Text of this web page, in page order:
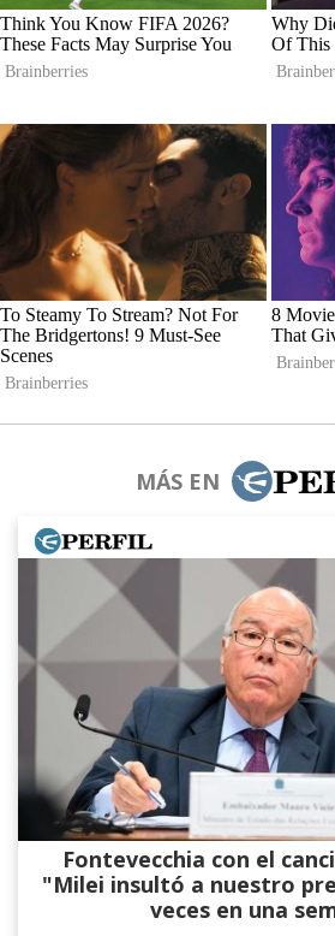
MÁS EN
Fontevecchia con el
"Milei insultó a nuestro
veces en una